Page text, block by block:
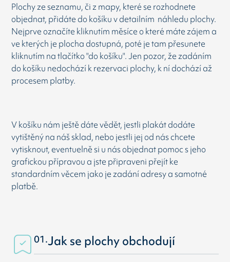
Plochy ze seznamu, či z mapy, které se rozhodnete
objednat, přidáte do košíku v detailním náhledu plochy.
Nejprve označíte kliknutím měsíce o které máte zájem a
ve kterých je plocha dostupná, poté je tam přesunete
kliknutím na tlačítko "do košíku". Jen pozor, že zadáním
do košíku nedochází k rezervaci plochy, k ní dochází až
procesem platby.
V košíku nám ještě dáte vědět, jestli plakát dodáte
vytištěný na náš sklad, nebo jestli jej od nás chcete
vytisknout, eventuelně si u nás objednat pomoc s jeho
grafickou přípravou a jste připraveni přejít ke
standardním věcem jako je zadání adresy a samotné
platbě.
01.Jak se plochy obchodují